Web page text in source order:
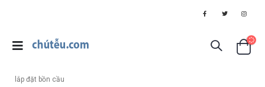
lắp đặt bồn cầu